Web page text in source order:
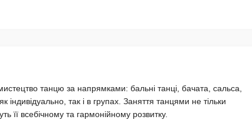
танцю за напрямками: бальні танці, бачата, сальса,
так і в групах. Заняття танцями не тільки
її всебічному та гармонійному розвитку.